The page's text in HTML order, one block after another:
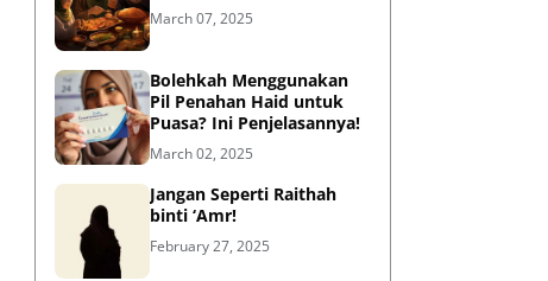
March 07, 2025
Bolehkah Menggunakan
Pil Penahan Haid untuk
Puasa? Ini Penjelasannya!
March 02, 2025
Jangan Seperti Raithah
binti ‘Amr!
February 27, 2025